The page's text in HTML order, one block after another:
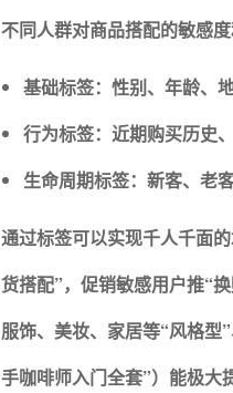
不同人群对商品搭配的敏感
基础标签：性别、年龄、
行为标签：近期购买历史
生命周期标签：新客、老
通过标签可以实现千人千面的
货搭配”，促销敏感用户推“
服饰、美妆、家居等“风格型
手咖啡师入门全套”）能极大